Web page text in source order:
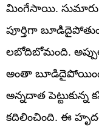
మింగేసాయి. సుమారు
పూర్తిగా
లబోదిబోమంది.
అంతా
అన్నదాత పెట్టుకున్న
కదిలించింది. ఈ